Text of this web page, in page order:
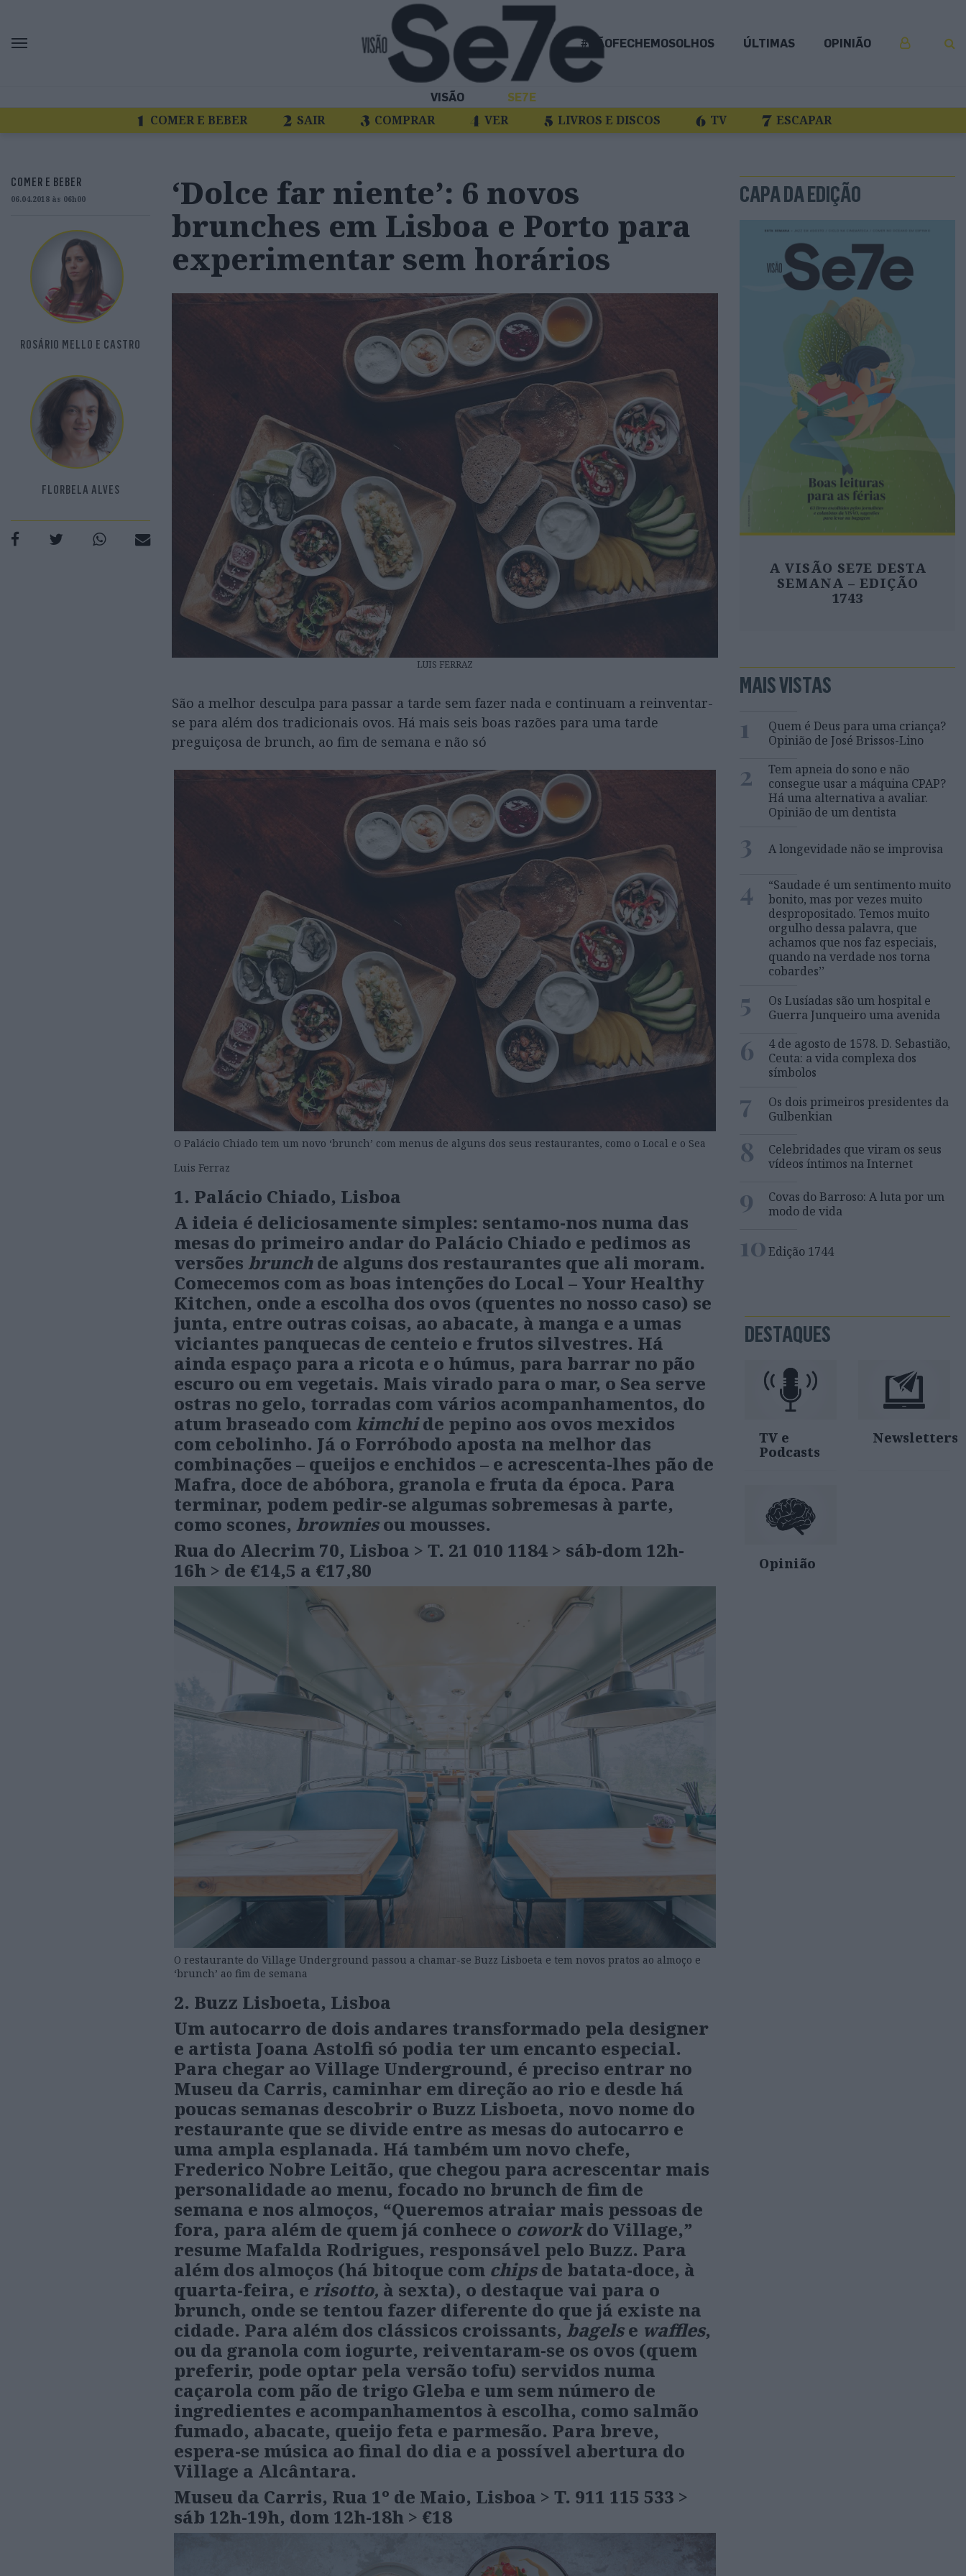
#NÃOFECHEMOSOLHOS ÚLTIMAS OPINIÃO
VISÃO SE7E
COMER E BEBER SAIR COMPRAR VER LIVROS E DISCOS TV ESCAPAR
COMER E BEBER
06.04.2018 às 06h00
ROSÁRIO MELLO E CASTRO
FLORBELA ALVES
‘Dolce far niente’: 6 novos
brunches em Lisboa e Porto para
experimentar sem horários
LUIS FERRAZ
São a melhor desculpa para passar a tarde sem fazer nada e continuam a reinventar-
se para além dos tradicionais ovos. Há mais seis boas razões para uma tarde
preguiçosa de brunch, ao fim de semana e não só
O Palácio Chiado tem um novo ‘brunch’ com menus de alguns dos seus restaurantes, como o Local e o Sea
Luis Ferraz
1. Palácio Chiado, Lisboa
A ideia é deliciosamente simples: sentamo-nos numa das
mesas do primeiro andar do Palácio Chiado e pedimos as
versões brunchde alguns dos restaurantes que ali moram.
Comecemos com as boas intenções do Local – Your Healthy
Kitchen, onde a escolha dos ovos (quentes no nosso caso) se
junta, entre outras coisas, ao abacate, à manga e a umas
viciantes panquecas de centeio e frutos silvestres. Há
ainda espaço para a ricota e o húmus, para barrar no pão
escuro ou em vegetais. Mais virado para o mar, o Sea serve
ostras no gelo, torradas com vários acompanhamentos, do
atum braseado comkimchide pepino aos ovos mexidos
com cebolinho. Já o Forróbodo aposta na melhor das
combinações – queijos e enchidos – e acrescenta-lhes pão de
Mafra, doce de abóbora, granola e fruta da época. Para
terminar, podem pedir-se algumas sobremesas à parte,
como scones, browniesou mousses.
Rua do Alecrim 70, Lisboa > T. 21 010 1184 > sáb-dom 12h-
16h > de €14,5 a €17,80
O restaurante do Village Underground passou a chamar-se Buzz Lisboeta e tem novos pratos ao almoço e
‘brunch’ ao fim de semana
2. Buzz Lisboeta, Lisboa
Um autocarro de dois andares transformado pela designer
e artista Joana Astolfi só podia ter um encanto especial.
Para chegar ao Village Underground, é preciso entrar no
Museu da Carris, caminhar em direção ao rio e desde há
poucas semanas descobrir o Buzz Lisboeta, novo nome do
restaurante que se divide entre as mesas do autocarro e
uma ampla esplanada. Há também um novo chefe,
Frederico Nobre Leitão, que chegou para acrescentar mais
personalidade ao menu, focado no brunch de fim de
semana e nos almoços, “Queremos atraiar mais pessoas de
fora, para além de quem já conhece o coworkdo Village,”
resume Mafalda Rodrigues, responsável pelo Buzz. Para
além dos almoços (há bitoque com chipsde batata-doce, à
quarta-feira, e risotto, à sexta), o destaque vai para o
brunch, onde se tentou fazer diferente do que já existe na
cidade. Para além dos clássicos croissants, bagelse waffles,
ou da granola com iogurte, reiventaram-se os ovos (quem
preferir, pode optar pela versão tofu) servidos numa
caçarola com pão de trigo Gleba e um sem número de
ingredientes e acompanhamentos à escolha, como salmão
fumado, abacate, queijo feta e parmesão. Para breve,
espera-se música ao final do dia e a possível abertura do
Village a Alcântara.
Museu da Carris, Rua 1º de Maio, Lisboa > T. 911 115 533 >
sáb 12h-19h, dom 12h-18h > €18
CAPA DA EDIÇÃO
A VISÃO SE7E DESTA
SEMANA – EDIÇÃO
1743
MAIS VISTAS
1
Quem é Deus para uma criança?
Opinião de José Brissos-Lino
2
Tem apneia do sono e não
consegue usar a máquina CPAP?
Há uma alternativa a avaliar.
Opinião de um dentista
3 A longevidade não se improvisa
4
“Saudade é um sentimento muito
bonito, mas por vezes muito
despropositado. Temos muito
orgulho dessa palavra, que
achamos que nos faz especiais,
quando na verdade nos torna
cobardes’’
5
Os Lusíadas são um hospital e
Guerra Junqueiro uma avenida
6
4 de agosto de 1578. D. Sebastião,
Ceuta: a vida complexa dos
símbolos
7
Os dois primeiros presidentes da
Gulbenkian
8
Celebridades que viram os seus
vídeos íntimos na Internet
9
Covas do Barroso: A luta por um
modo de vida
10Edição 1744
DESTAQUES
TV e
Podcasts
Newsletters
Opinião